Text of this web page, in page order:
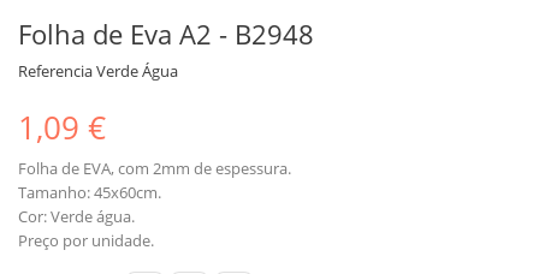
Folha de Eva A2 - B2948
ReferenciaVerde Água
1,09 €
Folha de EVA, com 2mm de espessura.
Tamanho: 45x60cm.
Cor: Verde água.
Preço por unidade.